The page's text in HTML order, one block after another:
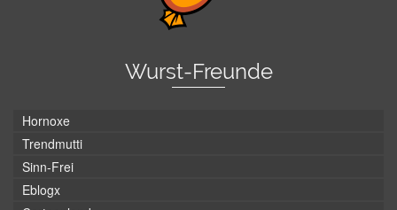
Wurst-Freunde
Hornoxe
Trendmutti
Sinn-Frei
Eblogx